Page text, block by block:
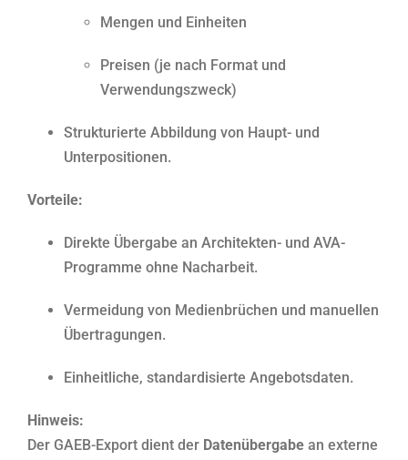
Mengen und Einheiten
Preisen (je nach Format und
Verwendungszweck)
Strukturierte Abbildung von Haupt- und
Unterpositionen.
Vorteile:
Direkte Übergabe an Architekten- und AVA-
Programme ohne Nacharbeit.
Vermeidung von Medienbrüchen und manuellen
Übertragungen.
Einheitliche, standardisierte Angebotsdaten.
Hinweis:
Der GAEB-Export dient der Datenübergabean externe